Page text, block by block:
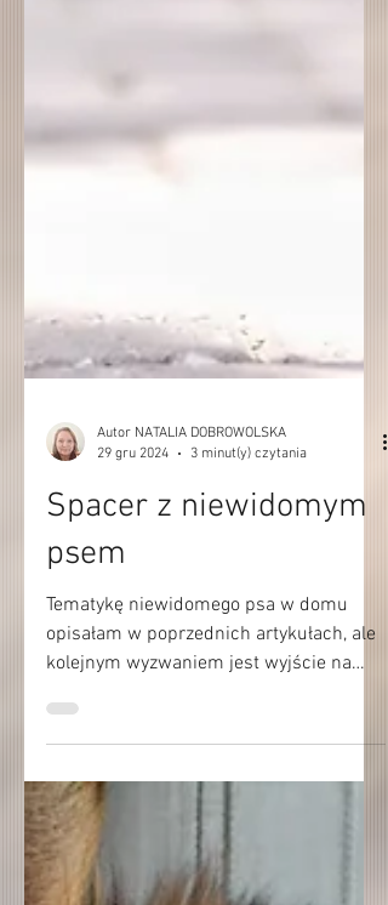
29 gru 2024
3 minut(y) czytania
Spacer z niewidomym
psem
Tematykę niewidomego psa w domu
kolejnym wyzwaniem jest wyjście na
spacer z niewidomym psem. Inaczej